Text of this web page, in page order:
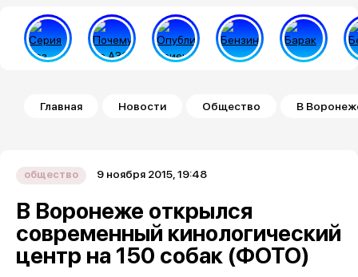
Строка навигации
Главная Новости Общество В
общество 9 ноября 2015, 19:48
В Воронеже открылся
современный кинологический
центр на 150 собак (ФОТО)